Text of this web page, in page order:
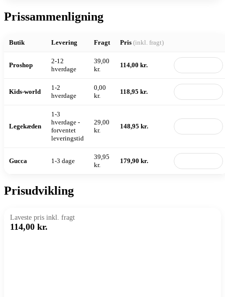
Prissammenligning
Butik Levering Fragt Pris (inkl. fragt)
Proshop
2-12
hverdage
39,00
kr.
114,00 kr.
Kids-world
1-2
hverdage
0,00
kr.
118,95 kr.
Legekæden
1-3
hverdage -
forventet
leveringstid
29,00
kr.
148,95 kr.
Gucca 1-3 dage
39,95
kr.
179,90 kr.
Prisudvikling
Laveste pris inkl. fragt
114,00 kr.